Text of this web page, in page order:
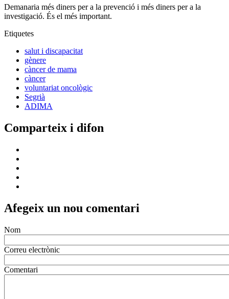
Demanaria més diners per a la prevenció i més diners per a la
investigació. És el més important.
Etiquetes
salut i discapacitat
gènere
càncer de mama
càncer
voluntariat oncològic
Segrià
ADIMA
Comparteix i difon
Afegeix un nou comentari
Nom
Correu electrònic
Comentari